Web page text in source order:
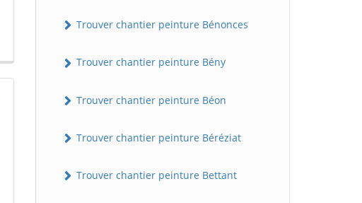
Trouver chantier peinture Bénonces
Trouver chantier peinture Bény
Trouver chantier peinture Béon
Trouver chantier peinture Béréziat
Trouver chantier peinture Bettant